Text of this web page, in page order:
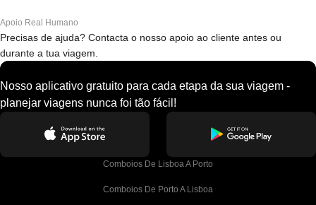
Apoio Real Humano
Precisas de ajuda? Contacta o nosso apoio ao cliente antes ou
durante a tua viagem.
Nosso aplicativo gratuito para cada etapa da sua viagem -
planejar viagens nunca foi tão fácil!
Comboios De Lisboa A Porto
Comboios De Porto A Lisboa